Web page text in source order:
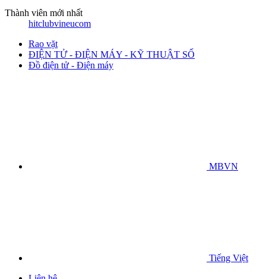
Thành viên mới nhất
hitclubvineucom
Rao vặt
ĐIỆN TỬ - ĐIỆN MÁY - KỸ THUẬT SỐ
Đồ điện tử - Điện máy
MBVN
Tiếng Việt